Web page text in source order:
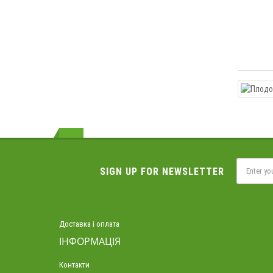
SIGN UP FOR NEWSLETTER
Доставка і оплата
ІНФОРМАЦІЯ
Контакти